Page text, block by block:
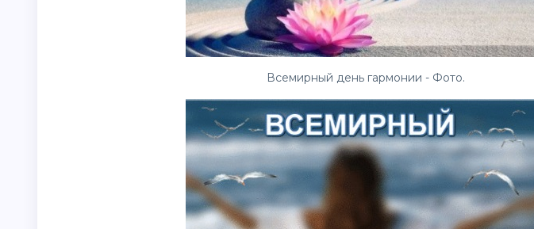
Всемирный день гармонии - Фото.